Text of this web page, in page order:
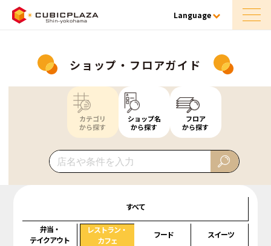
Language
ショップ・フロアガイド
カテゴリ
から探す
ショップ名
から探す
フロア
から探す
すべて
弁当・
テイクアウト
レストラン・
カフェ
フード スイーツ